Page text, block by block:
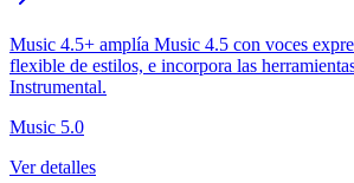
Music 4.5+ amplía Music 4.5 con voces
flexible de estilos, e incorpora las
Instrumental.
Music 5.0
Ver detalles